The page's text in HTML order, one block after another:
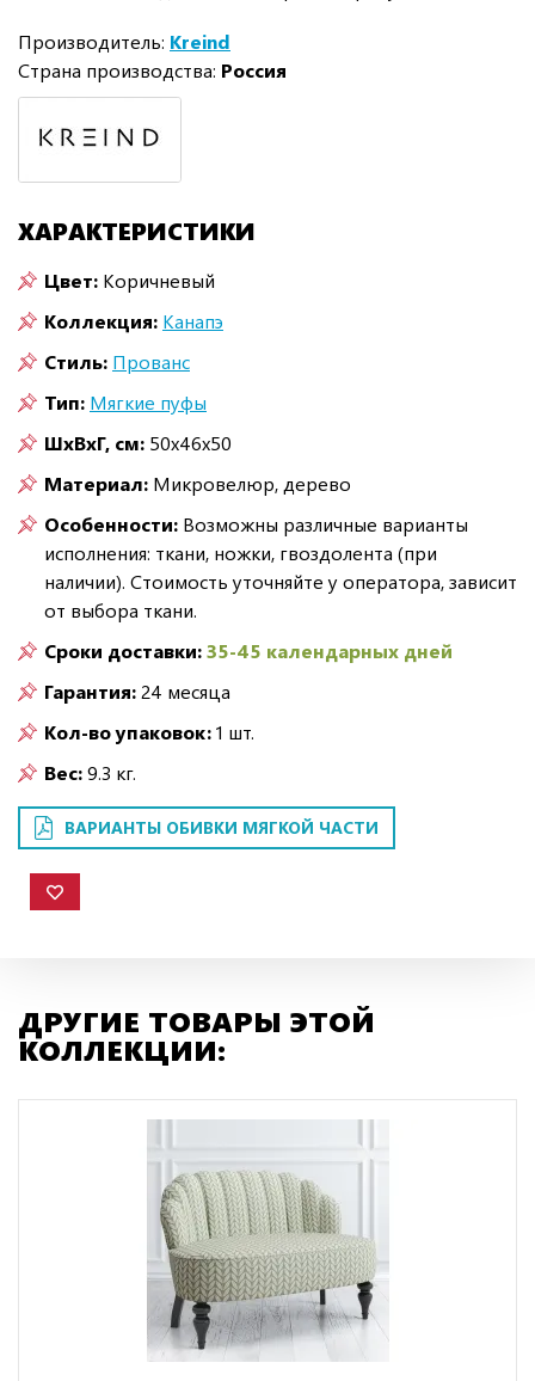
Производитель: Kreind
Страна производства: Россия
ХАРАКТЕРИСТИКИ
Цвет: Коричневый
Коллекция: Канапэ
Стиль: Прованс
Тип: Мягкие пуфы
ШxВxГ, см: 50x46x50
Материал: Микровелюр, дерево
Особенности: Возможны различные варианты
исполнения: ткани, ножки, гвоздолента (при
наличии). Стоимость уточняйте у оператора, зависит
от выбора ткани.
Сроки доставки:35-45 календарных дней
Гарантия:24 месяца
Кол-во упаковок:1 шт.
Вес:9.3 кг.
ВАРИАНТЫ ОБИВКИ МЯГКОЙ ЧАСТИ
ДРУГИЕ ТОВАРЫ ЭТОЙ
КОЛЛЕКЦИИ: